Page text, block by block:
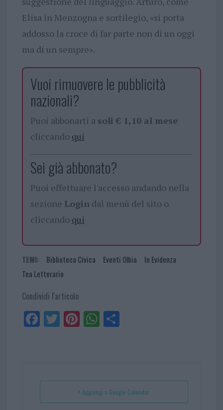
Elisa in Menzogna e sortilegio, «si porta
addosso la croce di far parte non di un oggi
ma di un sempre».
Vuoi rimuovere le pubblicità
nazionali?
Puoi abbonarti a soli € 1,10 al mese
cliccando qui
Sei già abbonato?
Puoi effettuare l'accesso andando nella
sezione Logindal menù del sito o
cliccando qui
TEMI: Biblioteca Civica Eventi Olbia
In Evidenza
Tea Letterario
Condividi l'articolo
Fa
ce
Tw
itt
Pi
nt
t
W
ha
p
Sh
+ Aggiungi a Google Calendar